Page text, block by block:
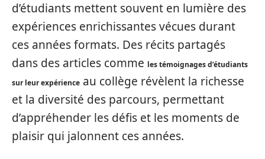
d’étudiants mettent souvent en lumière des
expériences enrichissantes vécues durant
ces années formats. Des récits partagés
dans des articles comme les témoignages d’étudiants
sur leur expérience au collège révèlent la richesse
et la diversité des parcours, permettant
d’appréhender les défis et les moments de
plaisir qui jalonnent ces années.